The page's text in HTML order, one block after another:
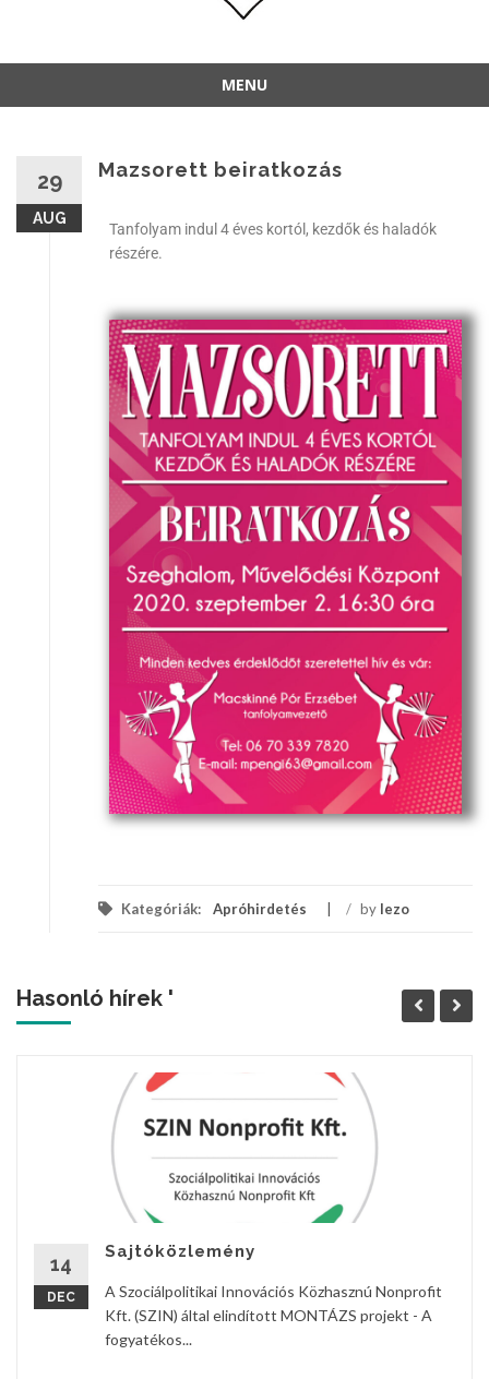
MENU
29
AUG
Mazsorett beiratkozás
Tanfolyam indul 4 éves kortól, kezdők és haladók
részére.
Kategóriák: Apróhirdetés / by lezo
Hasonló hírek '
14
DEC
Sajtóközlemény
A Szociálpolitikai Innovációs Közhasznú Nonprofit
Kft. (SZIN) által elindított MONTÁZS projekt - A
fogyatékos...